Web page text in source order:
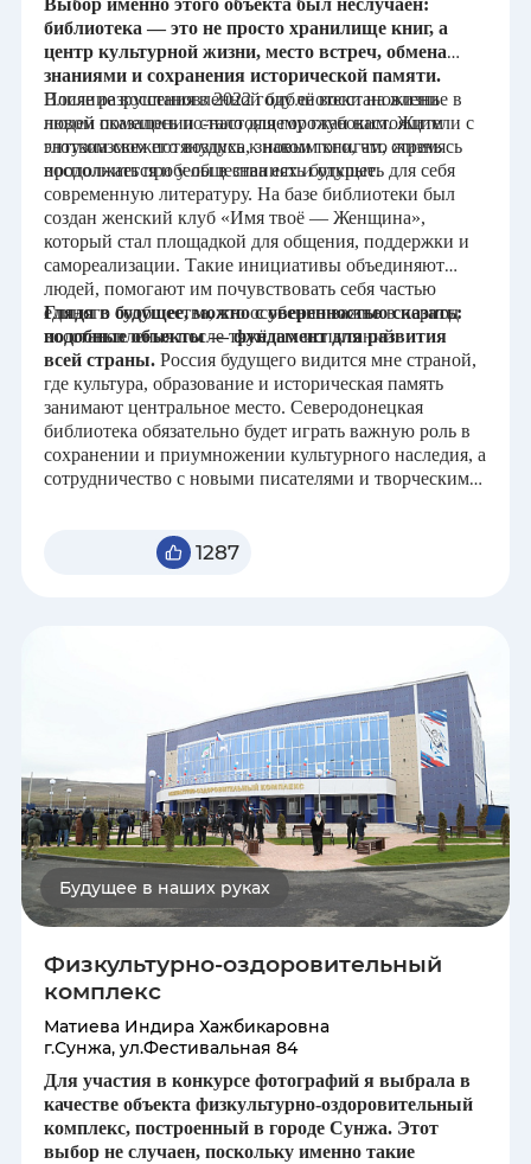
Республика Татарстан
Томская область
Тульская область
Республика Тыва
Тюменская область
Удмуртская Республика
Ульяновская область
Хабаровский край
округ – Югра
Чеченская республика
Ямало-Ненецкий автономный
округ
Ярославская область
Выбор именно этого объекта был неслучаен:
библиотека — это не просто хранилище книг, а
центр культурной жизни, место встреч, обмена
знаниями и сохранения исторической памяти.
После разрушения в 2022 году её восстановление в
новом помещении стало для горожан настоящим
глотком свежего воздуха, знаком того, что жизнь
продолжается и у общества есть будущее.
Влияние восстановленной библиотеки на жизнь
людей оказалось по-настоящему глубоким. Жители с
энтузиазмом потянулись к новым книгам, стремясь
восполнить пробелы в знаниях и открыть для себя
современную литературу. На базе библиотеки был
создан женский клуб «Имя твоё — Женщина»,
который стал площадкой для общения, поддержки и
самореализации. Такие инициативы объединяют
людей, помогают им почувствовать себя частью
единого сообщества, что особенно важно в период
восстановления после тяжёлых испытаний.
Глядя в будущее, можно с уверенностью сказать:
подобные объекты — фундамент для развития
всей страны.Россия будущего видится мне страной,
где культура, образование и историческая память
занимают центральное место. Северодонецкая
библиотека обязательно будет играть важную роль в
сохранении и приумножении культурного наследия, а
сотрудничество с новыми писателями и творческими
сильнее, сплочённее и устремлённой в будущее.
1287
Будущее в наших руках
Физкультурно-оздоровительный
комплекс
Матиева Индира Хажбикаровна
г.Сунжа, ул.Фестивальная 84
Для участия в конкурсе фотографий я выбрала в
качестве объекта физкультурно-оздоровительный
комплекс, построенный в городе Сунжа. Этот
выбор не случаен, поскольку именно такие